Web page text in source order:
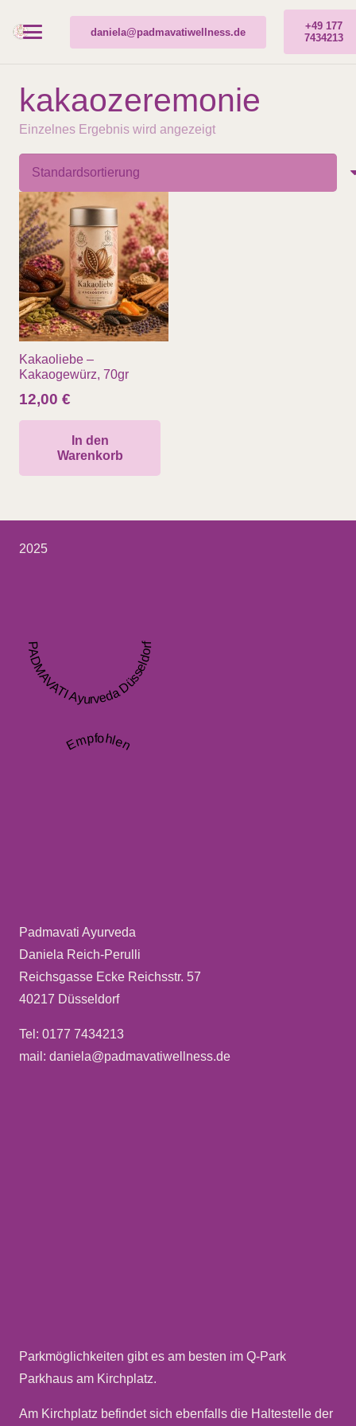
daniela@padmavatiwellness.de
+49 177
7434213
kakaozeremonie
Einzelnes Ergebnis wird angezeigt
Kakaoliebe –
Kakaogewürz, 70gr
12,00 €
In den
Warenkorb
2025
PADMAVATI Ayurveda Düsseldorf
Empfohlen
Padmavati Ayurveda
Daniela Reich-Perulli
Reichsgasse Ecke Reichsstr. 57
40217 Düsseldorf
Tel: 0177 7434213
mail: daniela@padmavatiwellness.de
Parkmöglichkeiten gibt es am besten im Q-Park
Parkhaus am Kirchplatz.
Am Kirchplatz befindet sich ebenfalls die Haltestelle der